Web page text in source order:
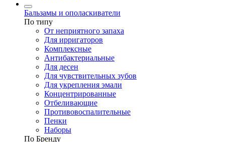
Бальзамы и ополаскиватели
По типу
От неприятного запаха
Для ирригаторов
Комплексные
Антибактериальные
Для десен
Для чувствительных зубов
Для укрепления эмали
Концентрированные
Отбеливающие
Противовоспалительные
Пенки
Наборы
По Бренду